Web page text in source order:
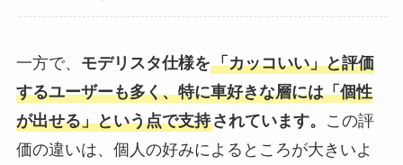
一方で、 モデリスタ仕様を「カッコいい」と評価
するユーザーも多く、特に車好きな層には「個性
が出せる」という点で支持されています。
この評
価の違いは、個人の好みによるところが大きいよ